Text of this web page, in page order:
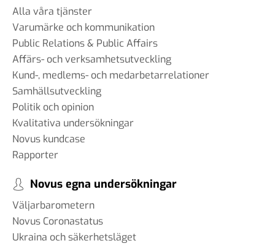
Alla våra tjänster
Varumärke och kommunikation
Public Relations & Public Affairs
Affärs- och verksamhetsutveckling
Kund-, medlems- och medarbetarrelationer
Samhällsutveckling
Politik och opinion
Kvalitativa undersökningar
Novus kundcase
Rapporter
Novus egna undersökningar
Väljarbarometern
Novus Coronastatus
Ukraina och säkerhetsläget